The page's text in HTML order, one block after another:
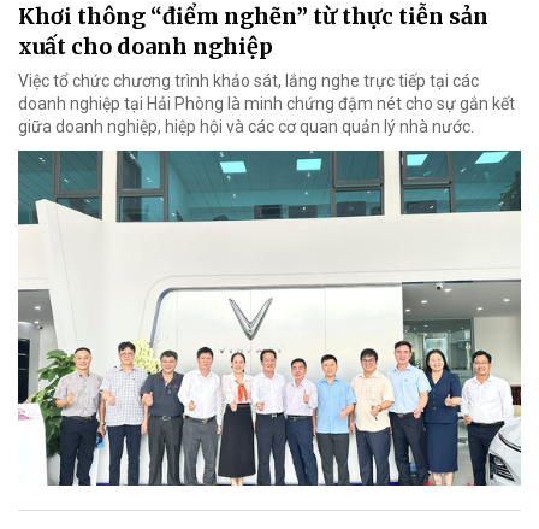
Khơi thông “điểm nghẽn” từ thực tiễn sản
xuất cho doanh nghiệp
Việc tổ chức chương trình khảo sát, lắng nghe trực tiếp tại các
doanh nghiệp tại Hải Phòng là minh chứng đậm nét cho sự gắn kết
giữa doanh nghiệp, hiệp hội và các cơ quan quản lý nhà nước.